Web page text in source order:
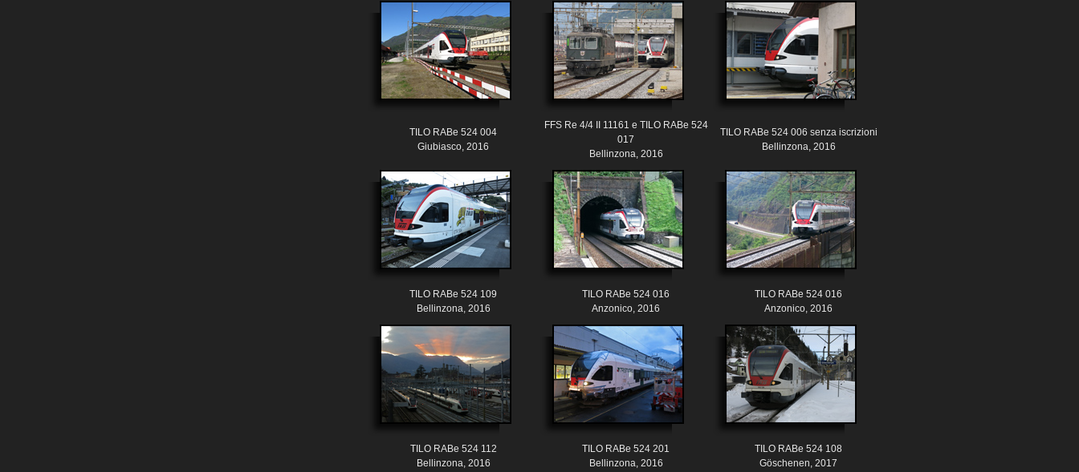
TILO RABe 524 004
Giubiasco, 2016
FFS Re 4/4 II 11161 e TILO RABe 524
017
Bellinzona, 2016
TILO RABe 524 006 senza iscrizioni
Bellinzona, 2016
TILO RABe 524 109
Bellinzona, 2016
TILO RABe 524 016
Anzonico, 2016
TILO RABe 524 016
Anzonico, 2016
TILO RABe 524 112
Bellinzona, 2016
TILO RABe 524 201
Bellinzona, 2016
TILO RABe 524 108
Göschenen, 2017